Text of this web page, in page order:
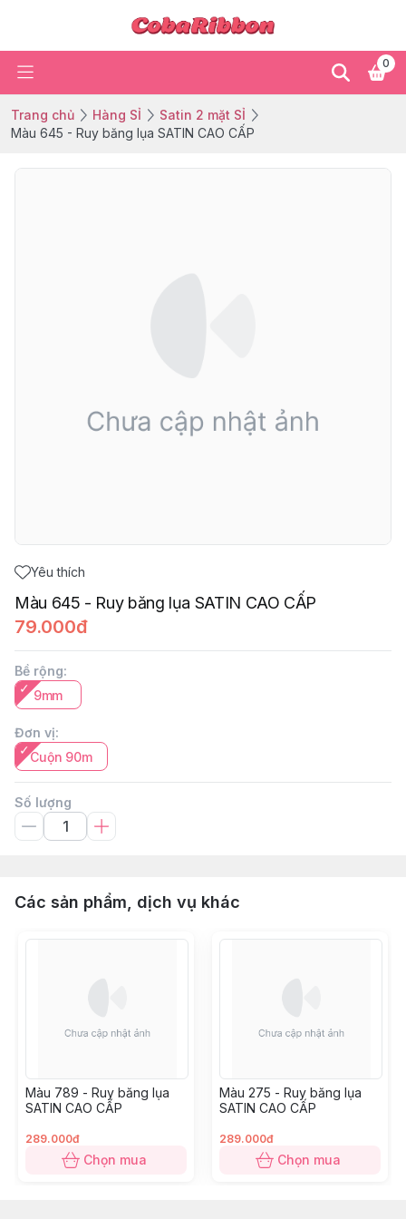
0
Trang chủ Hàng SỈ
Satin 2 mặt SỈ
Màu 645 - Ruy băng lụa SATIN CAO CẤP
Yêu thích
Màu 645 - Ruy băng lụa SATIN CAO CẤP
79.000đ
Bề rộng:
9mm
Đơn vị:
Cuộn 90m
Số lượng
Các sản phẩm, dịch vụ khác
Màu 789 - Ruy băng lụa
SATIN CAO CẤP
289.000đ
Chọn mua
Màu 275 - Ruy băng lụa
SATIN CAO CẤP
289.000đ
Chọn mua